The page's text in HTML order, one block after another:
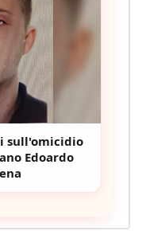
sull'omicidio
Edoardo